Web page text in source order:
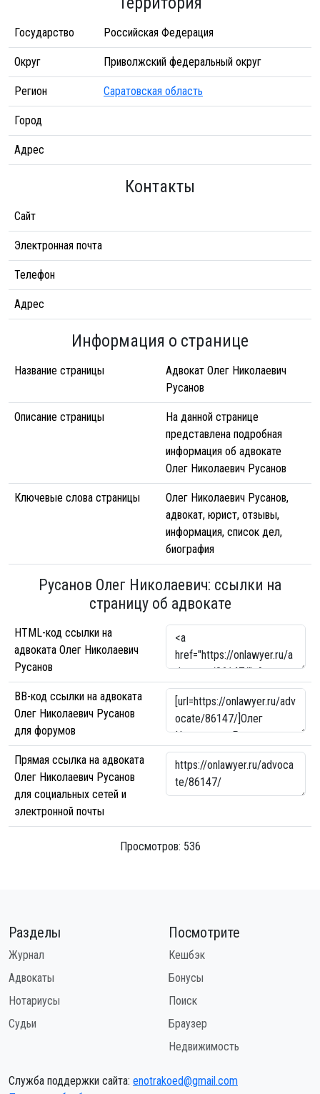
Государство Российская Федерация
Округ Приволжский федеральный округ
Регион Саратовская область
Город
Адрес
Контакты
Сайт
Электронная почта
Телефон
Адрес
Информация о странице
Название страницы
Адвокат Олег Николаевич
Русанов
Описание страницы
На данной странице
представлена подробная
информация об адвокате
Олег Николаевич Русанов
Ключевые слова страницы
Олег Николаевич Русанов,
адвокат, юрист, отзывы,
информация, список дел,
биография
Русанов Олег Николаевич: ссылки на
страницу об адвокате
HTML-код ссылки на
адвоката Олег Николаевич
Русанов
BB-код ссылки на адвоката
Олег Николаевич Русанов
для форумов
Прямая ссылка на адвоката
Олег Николаевич Русанов
для социальных сетей и
электронной почты
Просмотров: 536
Разделы
Журнал
Адвокаты
Нотариусы
Судьи
Посмотрите
Кешбэк
Бонусы
Поиск
Браузер
Недвижимость
Служба поддержки сайта: enotrakoed@gmail.com